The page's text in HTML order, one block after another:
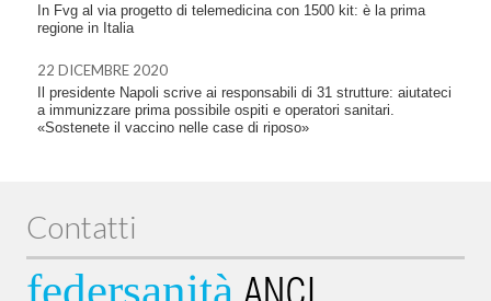
In Fvg al via progetto di telemedicina con 1500 kit: è la prima
regione in Italia
22 DICEMBRE 2020
Il presidente Napoli scrive ai responsabili di 31 strutture: aiutateci
a immunizzare prima possibile ospiti e operatori sanitari.
«Sostenete il vaccino nelle case di riposo»
Contatti
federsanità